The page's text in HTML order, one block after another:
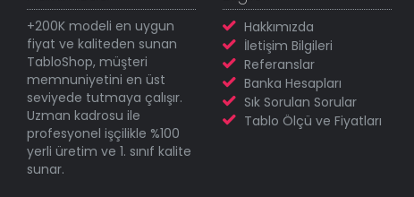
+200K modeli en uygun
fiyat ve kaliteden sunan
TabloShop, müşteri
memnuniyetini en üst
seviyede tutmaya çalışır.
Uzman kadrosu ile
profesyonel işçilikle %100
yerli üretim ve 1. sınıf kalite
sunar.
Hakkımızda
İletişim Bilgileri
Referanslar
Banka Hesapları
Sık Sorulan Sorular
Tablo Ölçü ve Fiyatları